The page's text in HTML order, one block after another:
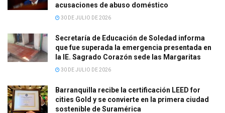
acusaciones de abuso doméstico
30 DE JULIO DE 2026
Secretaría de Educación de Soledad informa
que fue superada la emergencia presentada en
la IE. Sagrado Corazón sede las Margaritas
30 DE JULIO DE 2026
Barranquilla recibe la certificación LEED for
cities Gold y se convierte en la primera ciudad
sostenible de Suramérica